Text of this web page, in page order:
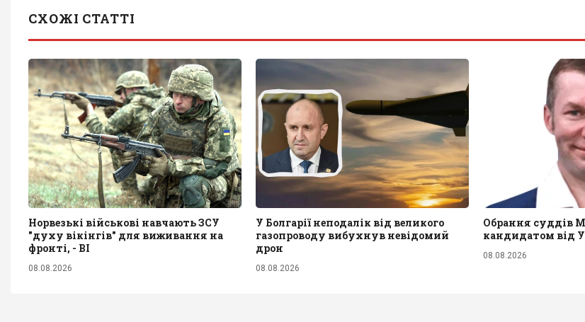
СХОЖІ СТАТТІ
Норвезькі військові навчають ЗСУ
"духу вікінгів" для виживання на
фронті, - BI
08.08.2026
У Болгарії неподалік від великого
газопроводу вибухнув невідомий
дрон
08.08.2026
Обрання суддів
кандидатом від
08.08.2026